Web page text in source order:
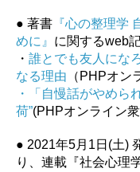
● 著書 『心の整理学
めに』 に関するweb
・ 誰とでも友人にな
なる理由 （PHPオ
・「自慢話がやめら
荷”(PHPオンライン
● 2021年5月1日(土)
り、連載『社会心理